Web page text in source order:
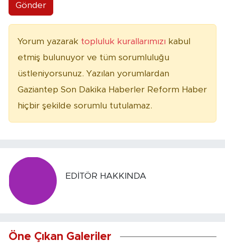
Gönder
Yorum yazarak topluluk kurallarımızı kabul
etmiş bulunuyor ve tüm sorumluluğu
üstleniyorsunuz. Yazılan yorumlardan
Gaziantep Son Dakika Haberler Reform Haber
hiçbir şekilde sorumlu tutulamaz.
EDITÖR HAKKINDA
Öne Çıkan Galeriler